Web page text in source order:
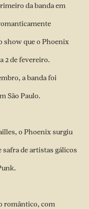
da banda em
show que o Phoenix
2 de fevereiro.
a banda foi
São Paulo.
o Phoenix surgiu
safra de artistas gálicos
romântico, com